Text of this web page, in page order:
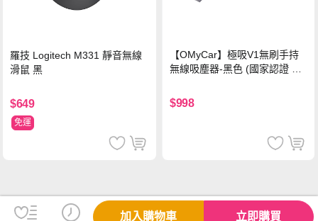
羅技 Logitech M331 靜音無線
滑鼠 黑
$649
免運
【OMyCar】極吸V1無刷手持
無線吸塵器-黑色 (國家認證 一
吸充吹抽四合一 除塵 抽真空 車
家兩用
$998
加入購物車 立即購買